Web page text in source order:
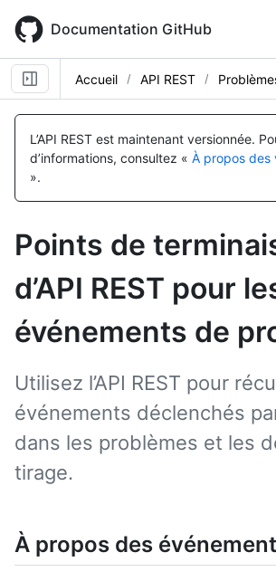
main
content
Documentation GitHub
Accueil API REST
L’API REST est maintenant versionnée.
d’informations, consultez « À propos des
».
Points de
d’API REST pour
événements de
Utilisez l’API REST pour
événements déclenchés
dans les problèmes et les
tirage.
À propos des
Nom, Type,
Description
Nom, Type,
Description
Nom, Type,
Description
Nom, Type,
Description
Nom, Type,
Description
Nom, Type,
Description
Nom, Type,
Description
Nom, Type,
Description